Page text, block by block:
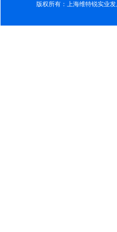
版权所有：上海维特锐实业